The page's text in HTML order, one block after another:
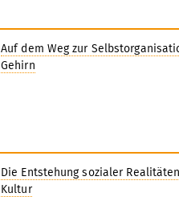
Auf dem Weg zur
Gehirn
Die Entstehung sozialer
Kultur